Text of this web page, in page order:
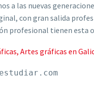
a las nuevas
con gran salida
profesional tienen esta
Artes gráficas en